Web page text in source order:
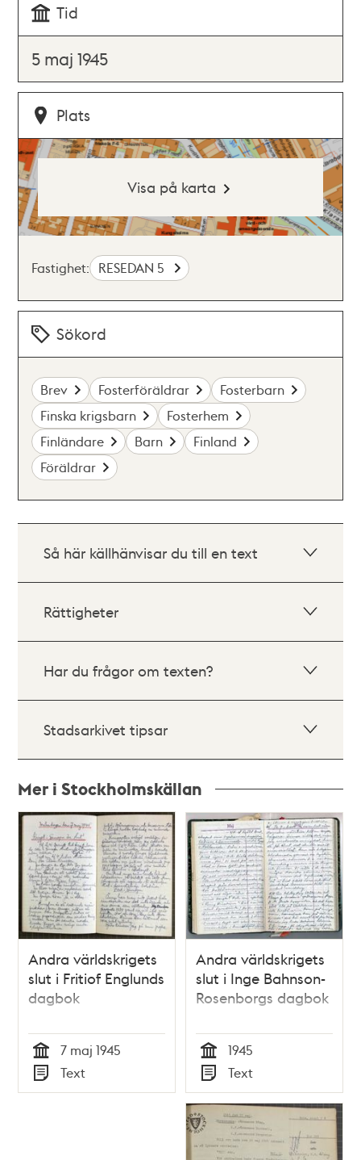
Tid
5 maj 1945
Plats
Visa på karta
Fastighet: RESEDAN 5
Sökord
Brev Fosterföräldrar
Fosterbarn
Finska krigsbarn
Fosterhem
Finländare
Barn
Finland
Föräldrar
Så här källhänvisar du till en text
Rättigheter
Har du frågor om texten?
Stadsarkivet tipsar
Mer i Stockholmskällan
Relaterade
poster
och
teman
Andra världskrigets
slut i Fritiof Englunds
dagbok
Tid
7 maj 1945
Typ
Text
Andra världskrigets
slut i Inge Bahnson-
Rosenborgs dagbok
Tid
1945
Typ
Text